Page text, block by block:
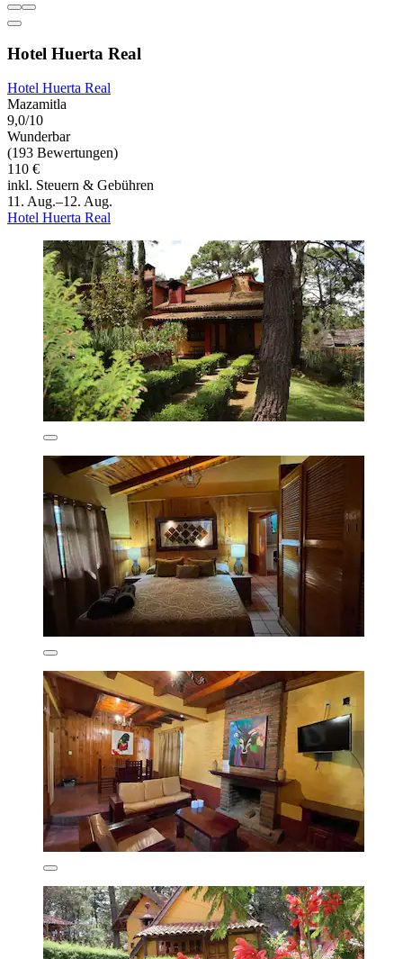
Hotel Huerta Real
Hotel Huerta Real
Mazamitla
9,0/10
Wunderbar
(193 Bewertungen)
110 €
inkl. Steuern & Gebühren
11. Aug.–12. Aug.
Hotel Huerta Real